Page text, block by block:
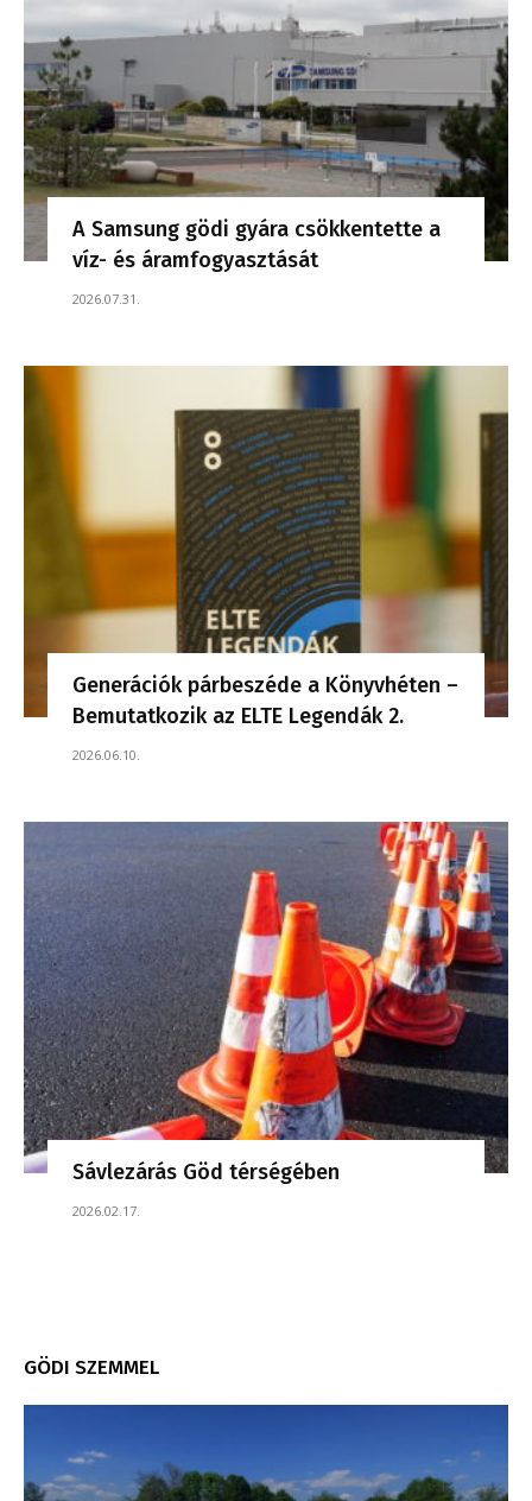
A Samsung gödi gyára csökkentette a
víz- és áramfogyasztását
2026.07.31.
Generációk párbeszéde a Könyvhéten –
Bemutatkozik az ELTE Legendák 2.
2026.06.10.
Sávlezárás Göd térségében
2026.02.17.
GÖDI SZEMMEL